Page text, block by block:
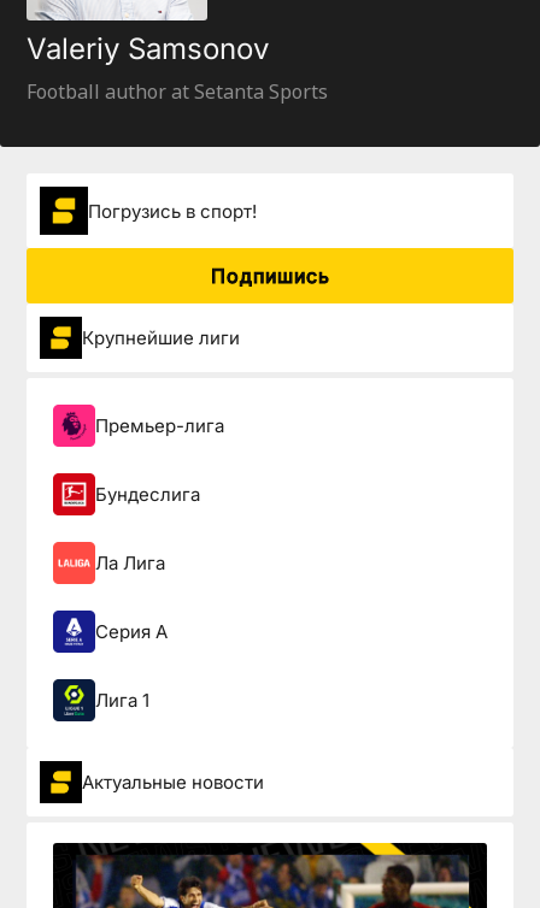
Valeriy Samsonov
Football author at Setanta Sports
Погрузиcь в спорт!
Подпишись
Крупнейшие лиги
Премьер-лига
Бундеслига
Ла Лига
Серия А
Лига 1
Актуальные новости